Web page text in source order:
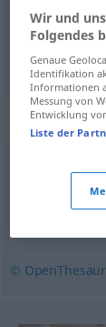
confidențial
©
Wir und
Folgendes
Genaue
Identifikation
Informationen
Messung von
Entwicklung
Liste der